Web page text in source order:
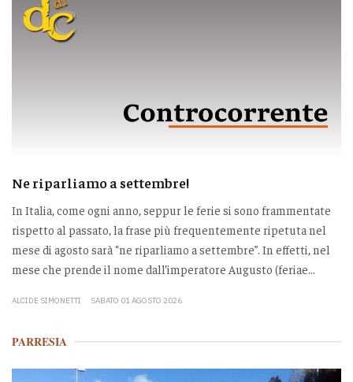
Ne riparliamo a settembre!
In Italia, come ogni anno, seppur le ferie si sono frammentate
rispetto al passato, la frase più frequentemente ripetuta nel
mese di agosto sarà “ne riparliamo a settembre”. In effetti, nel
mese che prende il nome dall’imperatore Augusto (feriae...
ALCIDE SIMONETTI SABATO 01 AGOSTO 2026
PARRESIA